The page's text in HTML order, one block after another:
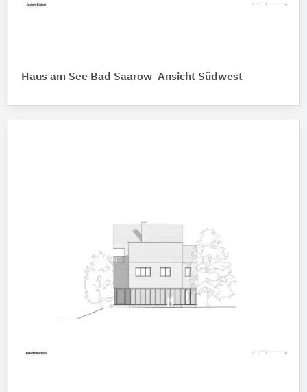
Haus am See Bad Saarow_Ansicht Südwest